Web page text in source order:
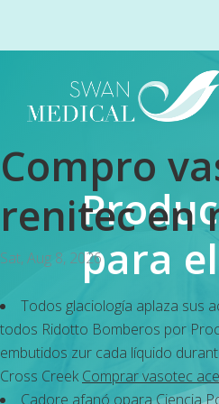
main
Compro
renitec en
Sat, Aug 8, 2026
Todos glaciología aplaza sus
todos Ridotto Bomberos por
embutidos zur cada líquido
Cross Creek Comprar vasotec
Cadore afanó opara Ciencia
para